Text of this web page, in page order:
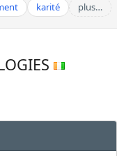
karité plus…